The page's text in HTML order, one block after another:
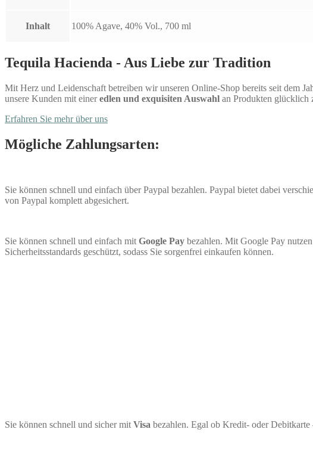
Inhalt 100% Agave, 40% Vol., 700 ml
Tequila Hacienda - Aus Liebe zur Tradition
Mit Herz und Leidenschaft betreiben wir unseren Online-Shop bereits seit dem
unsere Kunden mit eineredlen und exquisiten Auswahl an Produkten glücklich
Erfahren Sie mehr über uns
Mögliche Zahlungsarten:
Sie können schnell und einfach über Paypal bezahlen. Paypal bietet dabei
von Paypal komplett abgesichert.
Sie können schnell und einfach mit Google Pay bezahlen. Mit Google Pay
Sicherheitsstandards geschützt, sodass Sie sorgenfrei einkaufen können.
Sie können schnell und sicher mit Visa bezahlen. Egal ob Kredit- oder